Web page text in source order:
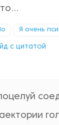
Я очень
с цитатой